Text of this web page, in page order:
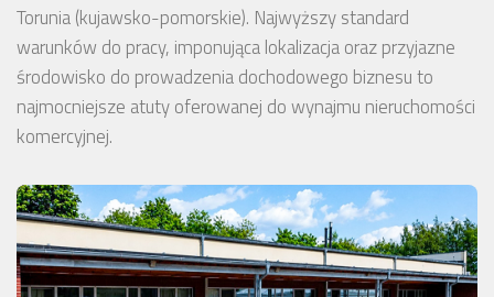
Torunia (kujawsko-pomorskie). Najwyższy standard
warunków do pracy, imponująca lokalizacja oraz przyjazne
środowisko do prowadzenia dochodowego biznesu to
najmocniejsze atuty oferowanej do wynajmu nieruchomości
komercyjnej.